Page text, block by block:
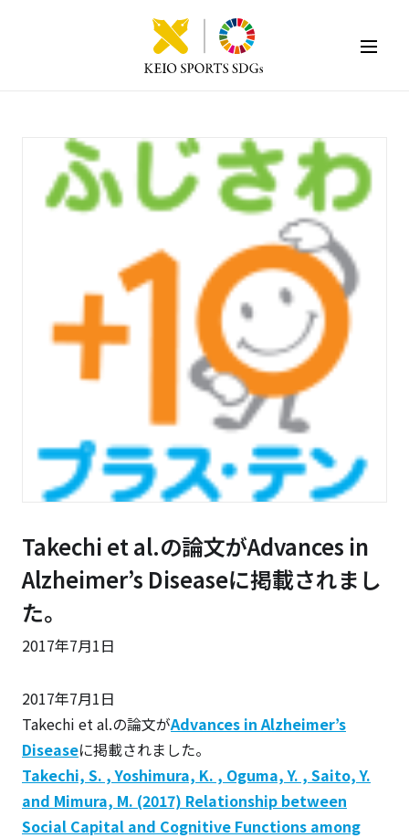
Takechi et al.の論文がAdvances in
Alzheimer’s Diseaseに掲載されまし
た。
2017年7月1日
2017年7月1日
Takechi et al.の論文がAdvances in Alzheimer’s
Diseaseに掲載されました。
Takechi, S. , Yoshimura, K. , Oguma, Y. , Saito, Y.
and Mimura, M. (2017) Relationship between
Social Capital and Cognitive Functions among